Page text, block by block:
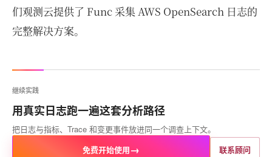
们观测云提供了 Func 采集 AWS OpenSearch 日志的
完整解决方案。
继续实践
用真实日志跑一遍这套分析路径
把日志与指标、Trace 和变更事件放进同一个调查上下文。
免费开始使用→ 联系顾问